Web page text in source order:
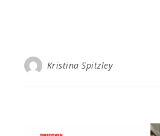
Kristina Spitzley